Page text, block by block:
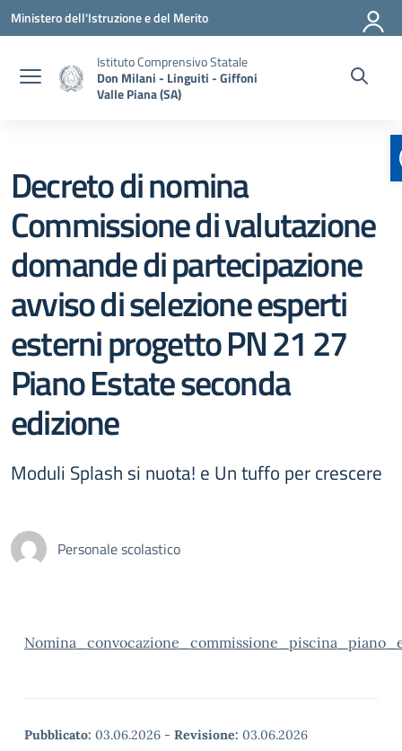
Vai ai contenuti
Vai al menu di navigazione
Vai al footer
Ministero dell'Istruzione e del Merito
Istituto Comprensivo Statale
Don Milani - Linguiti - Giffoni
Valle Piana (SA)
Decreto di nomina
Commissione di valutazione
domande di partecipazione
avviso di selezione esperti
esterni progetto PN 21 27
Piano Estate seconda
edizione
Moduli Splash si nuota! e Un tuffo per crescere
Personale scolastico
Pubblicato: 03.06.2026 - Revisione: 03.06.2026